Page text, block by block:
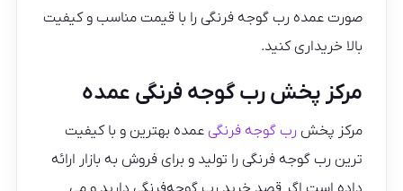
صورت عمده رب گوجه فرنگی را با قیمت مناسب و کیفیت
بالا خریداری کنید.
مرکز پخش رب گوجه فرنگی عمده
مرکز پخش رب گوجه فرنگی عمده بهترین و با کیفیت
ترین رب گوجه فرنگی را تولید و برای فروش به بازار ارائه